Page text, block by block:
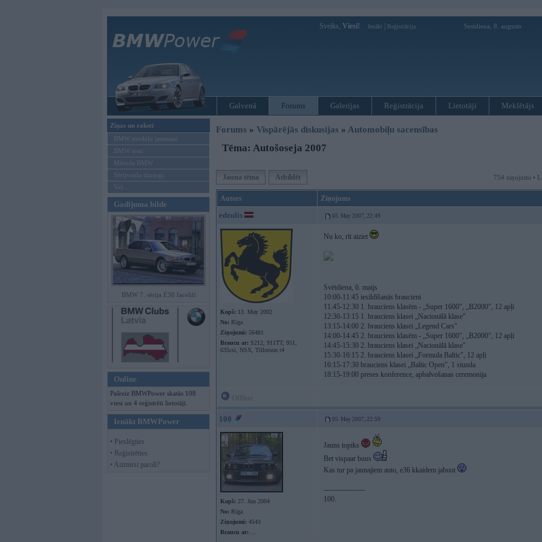
Sveiks, Viesi! Ienākt Reģistrācija Sestdiena, 8. augusts
Galvenā Forums Galerijas Reģistrācija Lietotāji Meklētājs
Ziņas un raksti
BMW modeļu jaunumi
BMW testi
Mēneša BMW
Sērijveida tūnings
Vel...
Gadījuma bilde
BMW 7. sērija E38 facelift
Online
Pašreiz BMWPower skatās 108
viesi un 4 reģistrēti lietotāji.
Ienākt BMWPower
• Pieslēgties
• Reģistrēties
• Aizmirsi paroli?
Forums » Vispārējās diskusijas » Automobiļu sacensības
Tēma: Autošoseja 2007
Jauna tēma Atbildēt 754 ziņojumi •
Autors Ziņojums
edzulis 05. May 2007, 22:49
Kopš: 13. May 2002
No: Rīga
Ziņojumi: 56481
Braucu ar: S212, 911TT, 951,
635csi, NSX, Tillotson t4
Nu ko, rīt aiziet
Svētdiena, 6. maijs
10:00-11:45 iesildīšanās braucieni
11:45-12:30 1. brauciens klasēm - „Super 1600", „B2000", 12 apļi
12:30-13:15 1. brauciens klasei „Nacionālā klase"
13:15-14:00 2. brauciens klasei „Legend Cars"
14:00-14:45 2. brauciens klasēm - „Super 1600", „B2000", 12 apļi
14:45-15:30 2. brauciens klasei „Nacionālā klase"
15:30-16:15 2. brauciens klasei „Formula Baltic", 12 apļi
16:15-17:30 brauciens klasei „Baltic Open", 1 stunda
18:15-19:00 preses konference, apbalvošanas ceremonija
100 05. May 2007, 22:59
Kopš: 27. Jun 2004
No: Rīga
Ziņojumi: 4543
Braucu ar:
Jauns topiks
Bet vispaar buus
Kas tur pa jaunajiem auto, e36 kkaidem jabuut
-----------------
100.